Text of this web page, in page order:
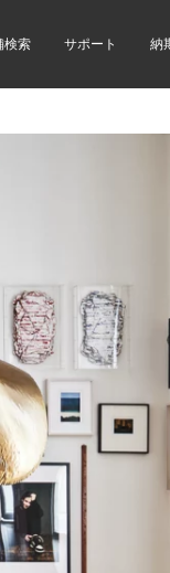
検索 サポート 納